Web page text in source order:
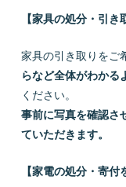
【家具の処分・引き
家具の引き取りをご
らなど全体がわかる
ください。
事前に写真を確認さ
ていただきます。
【家電の処分・寄付